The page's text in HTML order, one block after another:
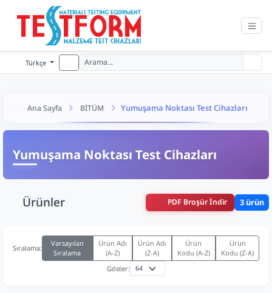
Türkçe
Ana Sayfa BİTÜM Yumuşama Noktası Test Cihazları
Yumuşama Noktası Test Cihazları
Ürünler PDF Broşür İndir 3 ürün
Sıralama:
Varsayılan
Sıralama
Ürün Adı
(A-Z)
Ürün Adı
(Z-A)
Ürün
Kodu (A-Z)
Ürün
Kodu (Z-A)
Göster: